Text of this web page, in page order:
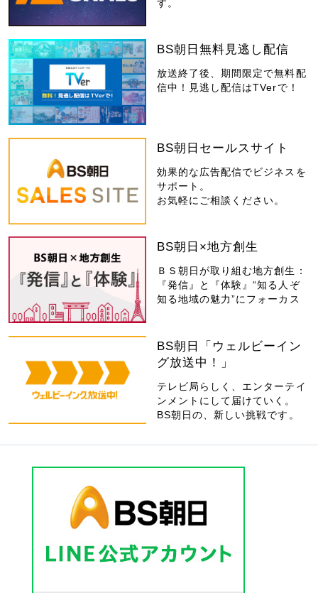
す。
BS朝日無料見逃し配信
放送終了後、期間限定で無料配
信中！見逃し配信はTVerで！
BS朝日セールスサイト
効果的な広告配信でビジネスを
サポート。
お気軽にご相談ください。
BS朝日×地方創生
ＢＳ朝日が取り組む地方創生：
『発信』と『体験』“知る人ぞ
知る地域の魅力”にフォーカス
BS朝日「ウェルビーイン
グ放送中！」
テレビ局らしく、エンターテイ
ンメントにして届けていく。
BS朝日の、新しい挑戦です。